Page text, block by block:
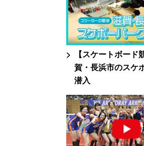
【スケートボード
賀・長浜市のスケ
潜入